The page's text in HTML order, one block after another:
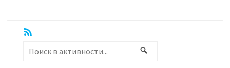
RSS
Поиск